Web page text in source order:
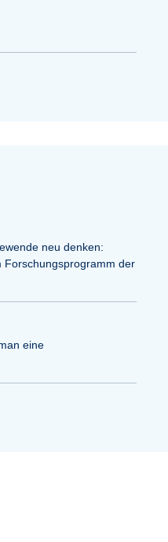
neu denken:
Forschungsprogramm der
eine